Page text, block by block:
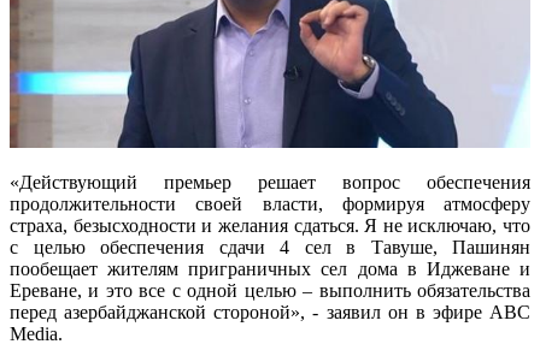
«Действующий премьер решает вопрос обеспечения
продолжительности своей власти, формируя атмосферу
страха, безысходности и желания сдаться. Я не исключаю, что
с целью обеспечения сдачи 4 сел в Тавуше, Пашинян
пообещает жителям приграничных сел дома в Иджеване и
Ереване, и это все с одной целью – выполнить обязательства
перед азербайджанской стороной», - заявил он в эфире ABC
Media.